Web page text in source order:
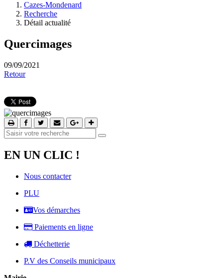
Cazes-Mondenard
Recherche
Détail actualité
Quercimages
09/09/2021
Retour
EN UN CLIC !
Nous contacter
PLU
Vos démarches
Paiements en ligne
Déchetterie
P.V des Conseils municipaux